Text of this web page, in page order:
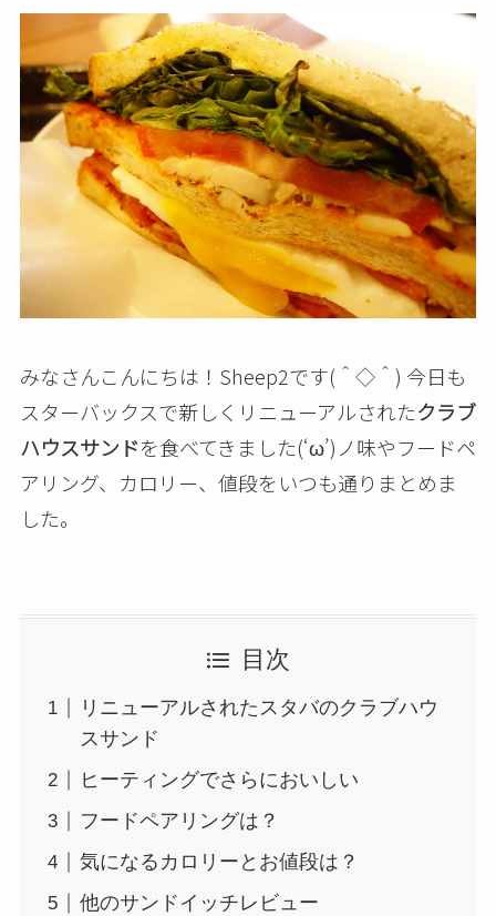
みなさんこんにちは！Sheep2です(＾◇＾) 今日も
スターバックスで新しくリニューアルされたクラブ
ハウスサンドを食べてきました(‘ω’)ノ味やフードペ
アリング、カロリー、値段をいつも通りまとめま
した。
目次
リニューアルされたスタバのクラブハウ
スサンド
ヒーティングでさらにおいしい
フードペアリングは？
気になるカロリーとお値段は？
他のサンドイッチレビュー